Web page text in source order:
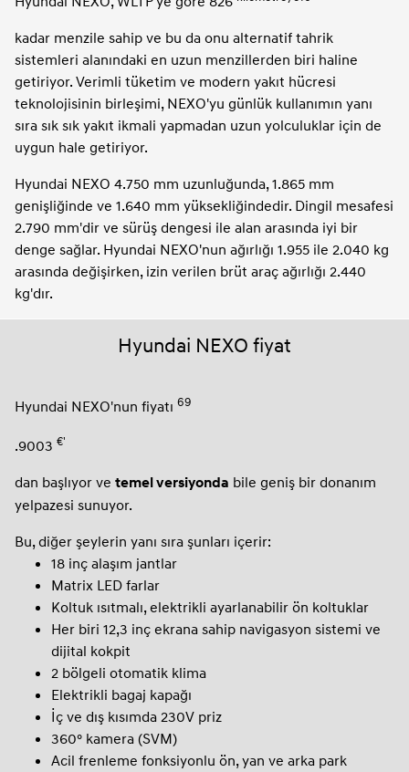
kadar menzile sahip ve bu da onu alternatif tahrik
sistemleri alanındaki en uzun menzillerden biri haline
getiriyor. Verimli tüketim ve modern yakıt hücresi
teknolojisinin birleşimi, NEXO'yu günlük kullanımın yanı
sıra sık sık yakıt ikmali yapmadan uzun yolculuklar için de
uygun hale getiriyor.
Hyundai NEXO 4.750 mm uzunluğunda, 1.865 mm
genişliğinde ve 1.640 mm yüksekliğindedir. Dingil mesafesi
2.790 mm'dir ve sürüş dengesi ile alan arasında iyi bir
denge sağlar. Hyundai NEXO'nun ağırlığı 1.955 ile 2.040 kg
arasında değişirken, izin verilen brüt araç ağırlığı 2.440
kg'dır.
Hyundai NEXO fiyat
Hyundai NEXO'nun fiyatı 69
.9003 €'
dan başlıyor ve temel versiyonda bile geniş bir donanım
yelpazesi sunuyor.
Bu, diğer şeylerin yanı sıra şunları içerir:
18 inç alaşım jantlar
Matrix LED farlar
Koltuk ısıtmalı, elektrikli ayarlanabilir ön koltuklar
Her biri 12,3 inç ekrana sahip navigasyon sistemi ve
dijital kokpit
2 bölgeli otomatik klima
Elektrikli bagaj kapağı
İç ve dış kısımda 230V priz
360° kamera (SVM)
Acil frenleme fonksiyonlu ön, yan ve arka park